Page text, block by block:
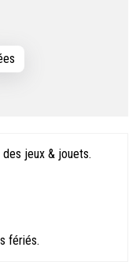
jeux & jouets.
fériés.